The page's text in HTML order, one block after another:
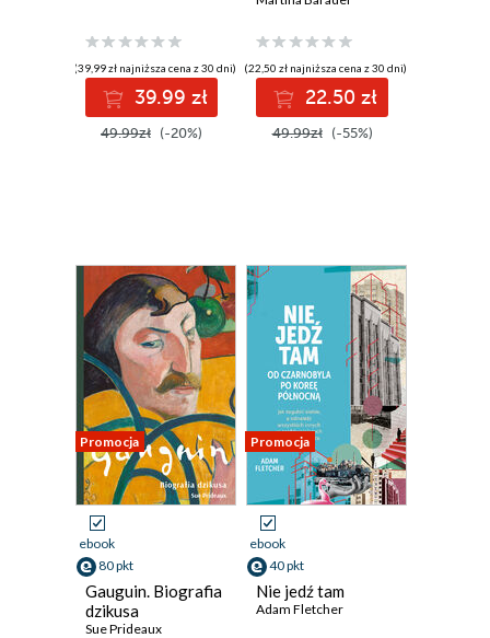
(39,99 zł najniższa cena z 30 dni)
39.99 zł
49.99zł (-20%)
(22,50 zł najniższa cena z 30 dni)
22.50 zł
49.99zł (-55%)
Promocja
ebook
80 pkt
Gauguin. Biografia
dzikusa
Sue Prideaux
Promocja
ebook
40 pkt
Nie jedź tam
Adam Fletcher